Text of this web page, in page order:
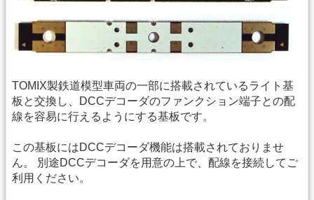
TOMIX製鉄道模型車両の一部に搭載されているライト基
板と交換し、DCCデコーダのファンクション端子との配
線を容易に行えるようにする基板です。
この基板にはDCCデコーダ機能は搭載されておりませ
ん。 別途DCCデコーダを用意の上で、配線を接続してご
利用ください。